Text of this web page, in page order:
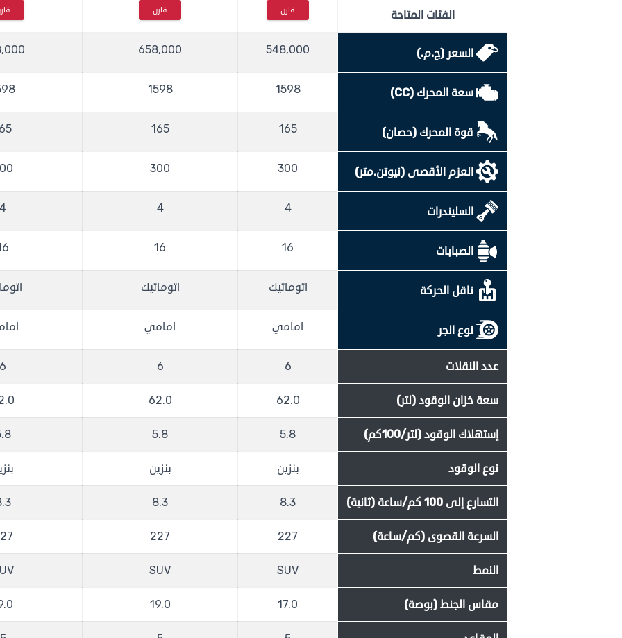
الفئات المتاحة قارن قارن
السعر (ج.م.) 548,000
658,000
سعة المحرك (CC) 1598
1598
قوة المحرك (حصان) 165
165
العزم الأقصى (نيوتن.متر) 300
300
السليندرات 4
4
4
الصبابات 16
16
ناقل الحركة اتوماتيك اتوماتيك
نوع الجر امامي امامي
عدد النقلات 6
6
6
سعة خزان الوقود (لتر) 62.0
62.0
إستهلاك الوقود (لتر/100كم) 5.8
5.8
نوع الوقود بنزين بنزين
التسارع إلى 100 كم/ساعة (ثانية) 8.3
8.3
السرعة القصوى (كم/ساعة) 227
227
النمط SUV
SUV
مقاس الجنط (بوصة) 17.0
19.0